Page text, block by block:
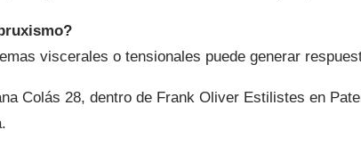
viscerales o tensionales puede generar
Colás 28, dentro de Frank Oliver Estilistes en